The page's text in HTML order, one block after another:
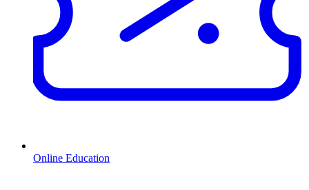
Online Education